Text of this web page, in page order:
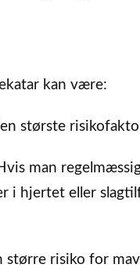
kan være:
største
man
i hjertet eller
risiko for